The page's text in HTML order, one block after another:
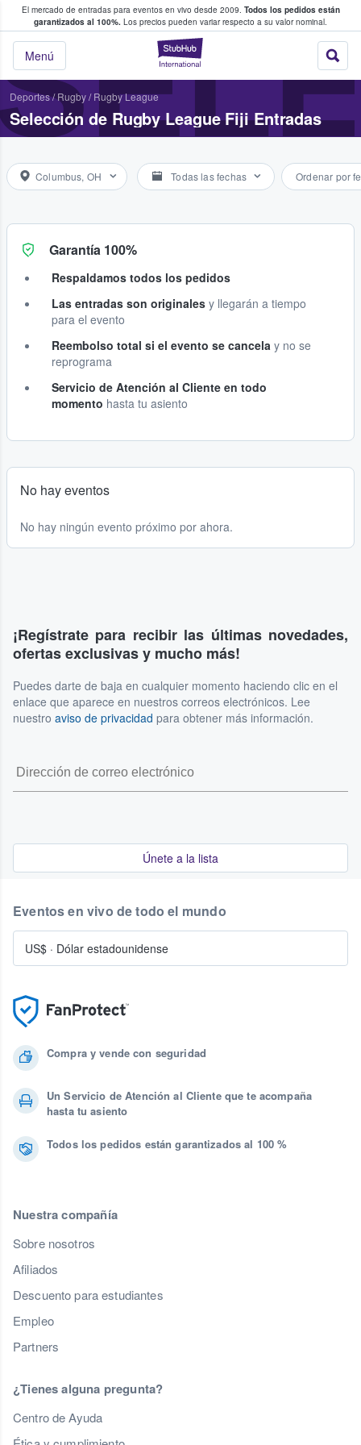
El mercado de entradas para eventos en vivo desde 2009. Todos los pedidos están
garantizados al 100%. Los precios pueden variar respecto a su valor nominal.
StubHub:
Menú
y venta de entradas entre fans
Deportes/ Rugby/ Rugby League
Selección de Rugby League Fiji Entradas
Columbus, OH Todas las fechas Ordenar por
Garantía 100%
Respaldamos todos los pedidos
Las entradas son originales y llegarán a tiempo
para el evento
Reembolso total si el evento se cancela y no se
reprograma
Servicio de Atención al Cliente en todo
momento hasta tu asiento
No hay eventos
No hay ningún evento próximo por ahora.
¡Regístrate para recibir las últimas novedades,
ofertas exclusivas y mucho más!
Puedes darte de baja en cualquier momento haciendo clic en el
enlace que aparece en nuestros correos electrónicos. Lee
nuestro aviso de privacidad para obtener más información.
Únete a la lista
Compra y vende con seguridad
Un Servicio de Atención al Cliente que te acompaña
hasta tu asiento
Todos los pedidos están garantizados al 100 %
Nuestra compañía
Sobre nosotros
Afiliados
Descuento para estudiantes
Empleo
Partners
¿Tienes alguna pregunta?
Centro de Ayuda
Eventos en vivo de todo el mundo
US$ · Dólar estadounidense